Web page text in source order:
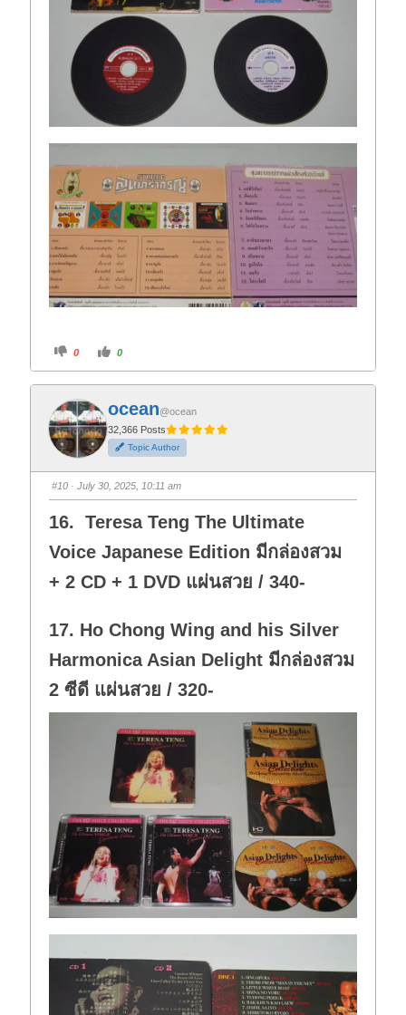
C
i
f
o
r
t
h
u
m
d
o
n
.
0
C
i
o
t
h
u
m
u
p
0
ocean@ocean
32,366 Posts
Topic Author
#10 · July 30, 2025, 10:11 am
16. Teresa Teng The Ultimate
Voice Japanese Edition มีกล่องสวม
+ 2 CD + 1 DVD แผ่นสวย / 340-
17. Ho Chong Wing and his Silver
Harmonica Asian Delight มีกล่องสวม
2 ซีดี แผ่นสวย / 320-